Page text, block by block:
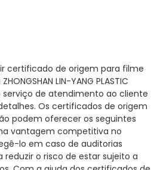
certificado de origem para filme
LIN-YANG PLASTIC
serviço de atendimento ao cliente
Os certificados de origem
podem oferecer os seguintes
vantagem competitiva no
lo em caso de auditorias
reduzir o risco de estar sujeito a